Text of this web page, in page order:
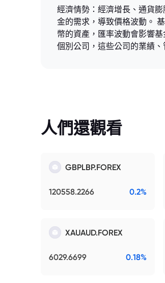
經濟情勢：經濟增長、通貨
金的需求，導致價格波動。
幣的資產，匯率波動會影響
個別公司，這些公司的業績
人們還觀看
GBPLBP.FOREX
120558.2266 0.2%
XAUAUD.FOREX
6029.6699 0.18%